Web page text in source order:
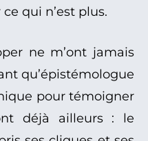
qui n’est plus.
ne m’ont jamais
qu’épistémologue
pour témoigner
déjà ailleurs : le